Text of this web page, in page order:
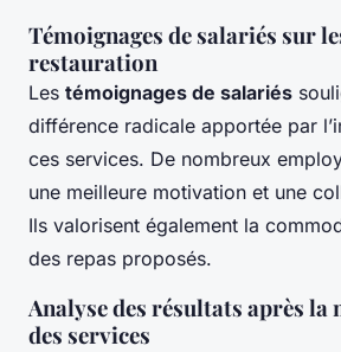
Témoignages de salariés sur
restauration
Les témoignages de salariés
différence radicale apportée par
ces services. De nombreux
une meilleure motivation et une
Ils valorisent également la
des repas proposés.
Analyse des résultats après la
des services